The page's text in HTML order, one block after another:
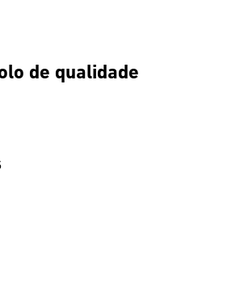
de qualidade